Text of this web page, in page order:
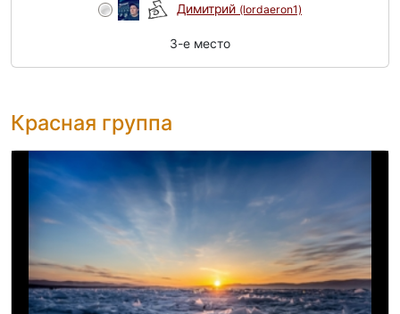
Димитрий (lordaeron1)
3-e место
Красная группа